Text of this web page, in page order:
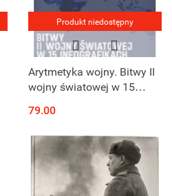
Produkt niedostępny
Arytmetyka wojny. Bitwy II
wojny światowej w 15
79.00